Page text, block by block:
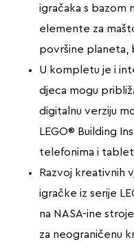
igračaka s bazom
elemente za
površine planeta,
U kompletu je i
djeca mogu
digitalnu verziju
LEGO® Building
telefonima i
Razvoj kreativnih
igračke iz serije
na NASA-ine
za neograničenu